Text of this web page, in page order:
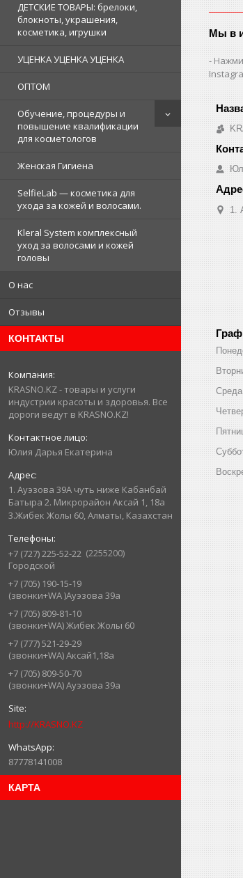
ДЕТСКИЕ ТОВАРЫ: брелоки,
блокноты, украшения,
косметика, игрушки
УЦЕНКА УЦЕНКА УЦЕНКА
ОПТОМ
Обучение, процедуры и
повышение квалификации
для косметологов
Женская Гигиена
SelfieLab — косметика для
ухода за кожей и волосами.
Kleral System комплексный
уход за волосами и кожей
головы
О нас
Отзывы
КОНТАКТЫ
KRASNO.KZ - товары и услуги
индустрии красоты и здоровья. Все
дороги ведут в KRASNO.KZ!
Юлия Дарья Екатерина
1. Ауэзова 39А чуть ниже Кабанбай
Батыра ㅤㅤㅤㅤㅤㅤㅤㅤㅤㅤㅤㅤㅤㅤ2. ​Микрорайон Аксай 1, 18а
3.Жибек Жолы 60, Алматы, Казахстан
+7 (727) 225-52-22 2255200
Городской
+7 (705) 190-15-19
(звонки+WA )Ауэзова 39а
+7 (705) 809-81-10
(звонки+WA) Жибек Жолы 60
+7 (777) 521-29-29
(звонки+WA) Аксай1,18а
+7 (705) 809-50-70
(звонки+WA) Ауэзова 39а
http://KRASNO.KZ
87778141008
КАРТА
Мы в
1.
Среда